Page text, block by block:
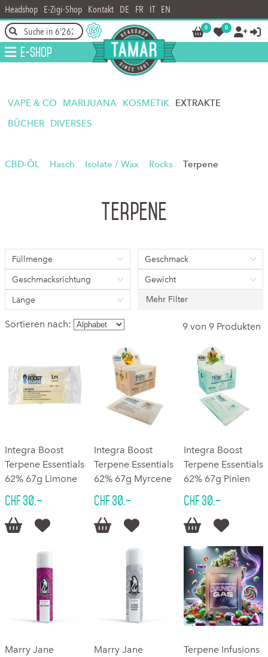
Headshop E-Zigi-Shop Kontakt DE FR IT EN
0 0  
E-Shop
VAPE & CO MARIJUANA KOSMETIK
EXTRAKTE
BÜCHER
DIVERSES
CBD-ÖL Hasch Isolate / Wax Rocks Terpene
Terpene
Füllmenge
Geschmack
Geschmacksrichtung
Gewicht
Länge
Mehr Filter
Sortieren nach: 9 von 9 Produkten
Integra Boost
Terpene Essentials
62% 67g Limone
CHF 30.–
 
Integra Boost
Terpene Essentials
62% 67g Myrcene
CHF 30.–
 
Integra Boost
Terpene Essentials
62% 67g Pinien
CHF 30.–
 
Marry Jane
Marry Jane
Terpene Infusions